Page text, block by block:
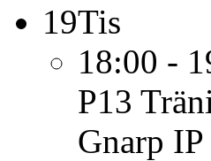
19Tis
18:00 -
P13
Gnarp